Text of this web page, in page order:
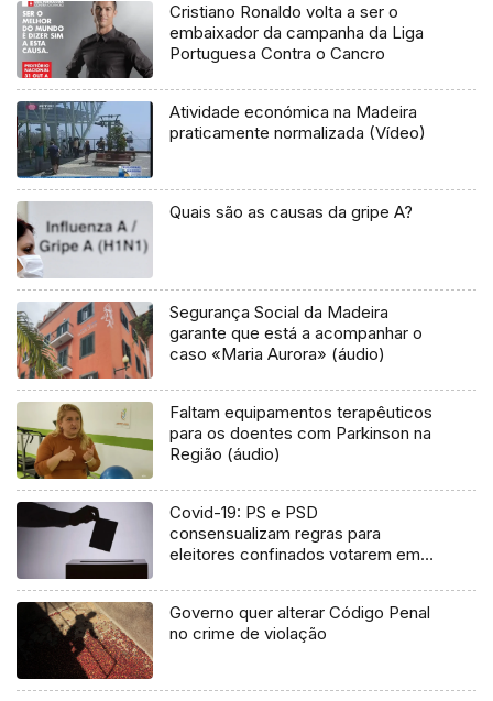
Cristiano Ronaldo volta a ser o
embaixador da campanha da Liga
Portuguesa Contra o Cancro
Atividade económica na Madeira
praticamente normalizada (Vídeo)
Quais são as causas da gripe A?
Segurança Social da Madeira
garante que está a acompanhar o
caso «Maria Aurora» (áudio)
Faltam equipamentos terapêuticos
para os doentes com Parkinson na
Região (áudio)
Covid-19: PS e PSD
consensualizam regras para
eleitores confinados votarem em
Governo quer alterar Código Penal
no crime de violação